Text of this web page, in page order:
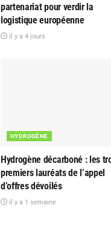
partenariat pour verdir la
logistique européenne
il y a 4 jours
HYDROGÈNE
Hydrogène décarboné : les
premiers lauréats de l’appel
d’offres dévoilés
il y a 1 semaine